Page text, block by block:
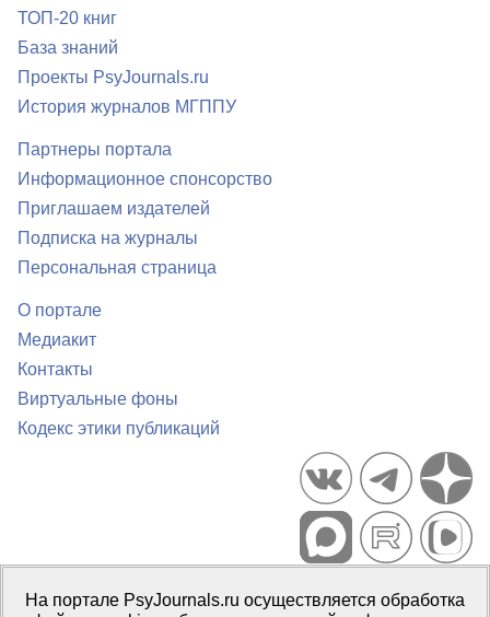
ТОП-20 книг
База знаний
Проекты PsyJournals.ru
История журналов МГППУ
Партнеры портала
Информационное спонсорство
Приглашаем издателей
Подписка на журналы
Персональная страница
О портале
Медиакит
Контакты
Виртуальные фоны
Кодекс этики публикаций
Портал психологических изданий PsyJournals.ru, 2007–2026
Правила использования материалов
На портале PsyJournals.ru осуществляется обработка